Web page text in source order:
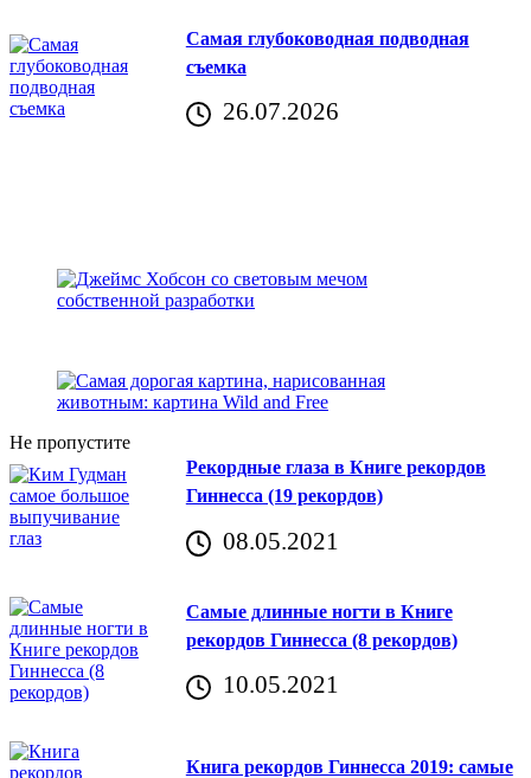
Самая глубоководная подводная
съемка
26.07.2026
Не пропустите
Рекордные глаза в Книге рекордов
Гиннесса (19 рекордов)
08.05.2021
Самые длинные ногти в Книге
рекордов Гиннесса (8 рекордов)
10.05.2021
Книга рекордов Гиннесса 2019: самые